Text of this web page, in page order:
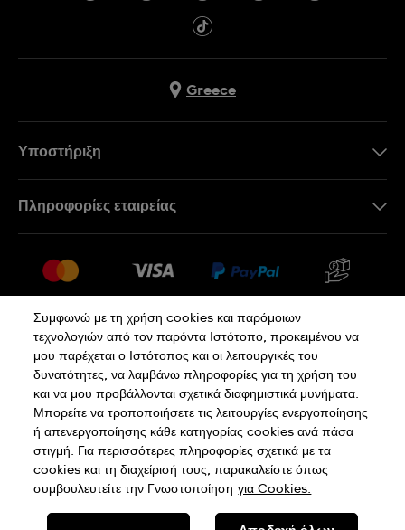
Greece
Υποστήριξη
Επιστροφές
Όροι Πώλησης
Κάνε κλικ εδώ για υπαναχώρηση
Πληροφορίες εταιρείας
Θέσεις Εργασίας
Πολιτική Απορρήτου Πολιτική Cookies
Όροι Χρήσης
SWISS MADE
Συμφωνώ με τη χρήση cookies και παρόμοιων
τεχνολογιών από τον παρόντα Ιστότοπο, προκειμένου να
μου παρέχεται ο Ιστότοπος και οι λειτουργικές του
δυνατότητες, να λαμβάνω πληροφορίες για τη χρήση του
και να μου προβάλλονται σχετικά διαφημιστικά μυνήματα.
Μπορείτε να τροποποιήσετε τις λειτουργίες ενεργοποίησης
ή απενεργοποίησης κάθε κατηγορίας cookies ανά πάσα
στιγμή. Για περισσότερες πληροφορίες σχετικά με τα
cookies και τη διαχείρισή τους, παρακαλείστε όπως
συμβουλευτείτε την Γνωστοποίηση για Cookies.